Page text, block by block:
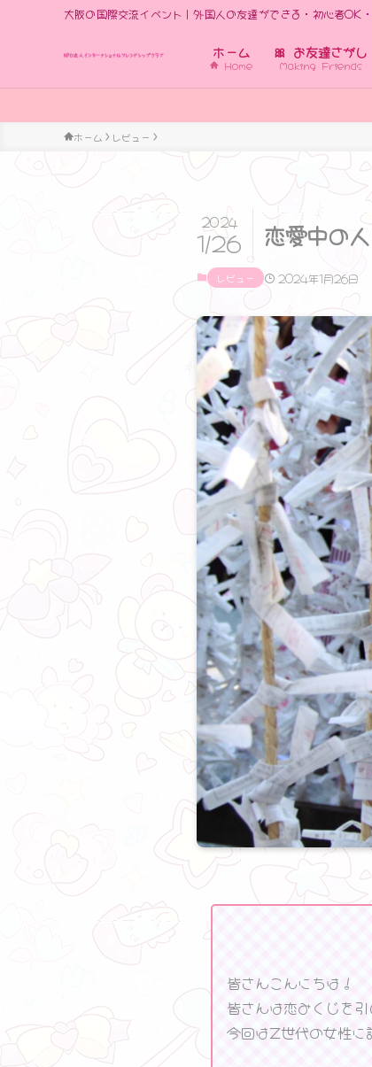
大阪の国際交流イベント｜外国人の友達ができる・初心者OK
ホーム
Home
🎀 お友達さがし
Making Friends
世界の人々に出会えるから、
ホーム レビュー
恋愛中の
2024
1/26
レビュー 2024年1月26日
皆さんこんにちは！
皆さんは恋みくじを
今回はZ世代の女性に
❤ ❤ ❤